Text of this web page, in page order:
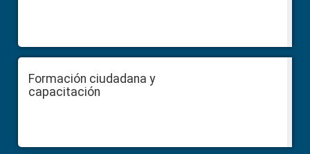
Formación ciudadana y
capacitación